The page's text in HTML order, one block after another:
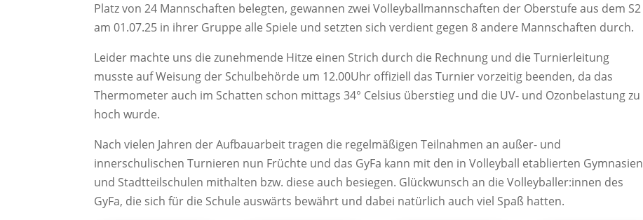
Platz von 24 Mannschaften belegten, gewannen zwei Volleyballmannschaften der Oberstufe aus dem S2
am 01.07.25 in ihrer Gruppe alle Spiele und setzten sich verdient gegen 8 andere Mannschaften durch.
Leider machte uns die zunehmende Hitze einen Strich durch die Rechnung und die Turnierleitung
musste auf Weisung der Schulbehörde um 12.00Uhr offiziell das Turnier vorzeitig beenden, da das
Thermometer auch im Schatten schon mittags 34° Celsius überstieg und die UV- und Ozonbelastung zu
hoch wurde.
Nach vielen Jahren der Aufbauarbeit tragen die regelmäßigen Teilnahmen an außer- und
innerschulischen Turnieren nun Früchte und das GyFa kann mit den in Volleyball etablierten Gymnasien
und Stadtteilschulen mithalten bzw. diese auch besiegen. Glückwunsch an die Volleyballer:innen des
GyFa, die sich für die Schule auswärts bewährt und dabei natürlich auch viel Spaß hatten.